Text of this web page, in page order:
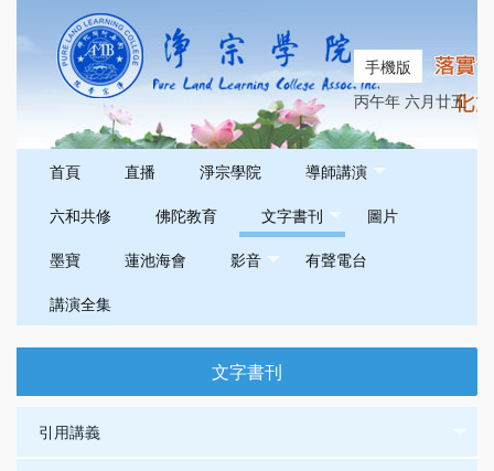
手機版
丙午年 六月廿五
首頁 直播 淨宗學院
導師講演
六和共修
佛陀教育 文字書刊
圖片
墨寶
蓮池海會 影音
有聲電台
講演全集
文字書刊
引用講義